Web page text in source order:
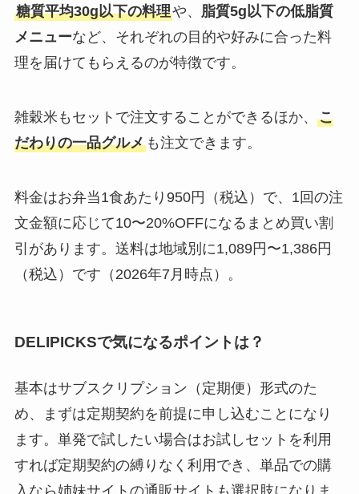
糖質平均30g以下の料理や、
脂質5g以下の低脂質
メニューなど、それぞれの目的や好みに合った料
理を届けてもらえるのが特徴です。
雑穀米もセットで注文することができるほか、 こ
だわりの一品グルメも注文できます。
料金はお弁当1食あたり950円（税込）で、1回の注
文金額に応じて10〜20%OFFになるまとめ買い割
引があります。送料は地域別に1,089円〜1,386円
（税込）です（2026年7月時点）。
DELIPICKSで気になるポイントは？
基本はサブスクリプション（定期便）形式のた
め、まずは定期契約を前提に申し込むことになり
ます。単発で試したい場合はお試しセットを利用
すれば定期契約の縛りなく利用でき、単品での購